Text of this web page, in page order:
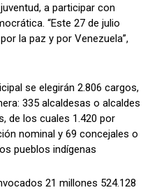
a participar con
“Este 27 de julio
la paz y por Venezuela”,
se elegirán 2.806 cargos,
335 alcaldesas o alcaldes
de los cuales 1.420 por
nominal y 69 concejales o
pueblos indígenas
21 millones 524.128